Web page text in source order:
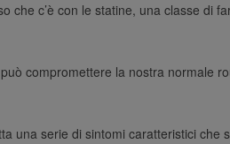
che c’è con le statine, una classe di
compromettere la nostra normale
una serie di sintomi caratteristici che